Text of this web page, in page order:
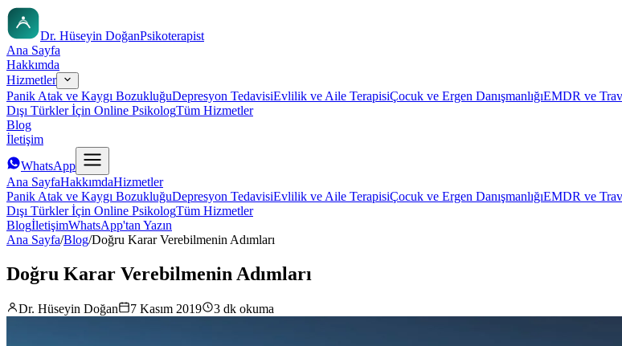
Dr. Hüseyin DoğanPsikoterapist
Ana Sayfa
Hakkımda
Hizmetler
Panik Atak ve Kaygı BozukluğuDepresyon TedavisiEvlilik ve Aile TerapisiÇocuk ve Ergen DanışmanlığıEMDR ve
Dışı Türkler İçin Online PsikologTüm Hizmetler
Blog
İletişim
WhatsApp
Ana SayfaHakkımdaHizmetler
Panik Atak ve Kaygı BozukluğuDepresyon TedavisiEvlilik ve Aile TerapisiÇocuk ve Ergen DanışmanlığıEMDR ve
Dışı Türkler İçin Online PsikologTüm Hizmetler
BlogİletişimWhatsApp'tan Yazın
Ana Sayfa/Blog/Doğru Karar Verebilmenin Adımları
Doğru Karar Verebilmenin Adımları
Dr. Hüseyin Doğan 7 Kasım 2019 3 dk okuma